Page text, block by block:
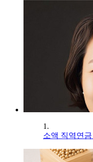
1.
소액 직역연